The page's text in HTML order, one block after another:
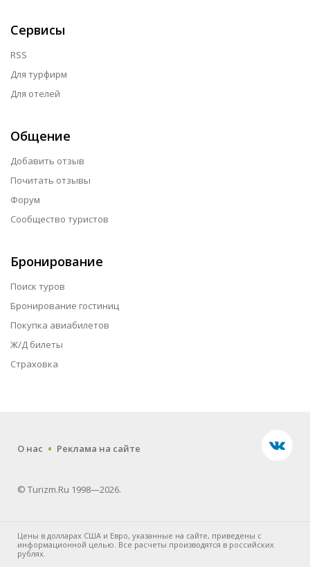
Сервисы
RSS
Для турфирм
Для отелей
Общение
Добавить отзыв
Почитать отзывы
Форум
Сообщество туристов
Бронирование
Поиск туров
Бронирование гостиниц
Покупка авиабилетов
Ж/Д билеты
Страховка
О нас . Реклама на сайте
© Turizm.Ru 1998—2026.
Цены в долларах США и Евро, указанные на сайте, приведены с
информационной целью. Все расчеты производятся в российских
рублях.